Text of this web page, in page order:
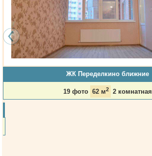
ЖК Переделкино ближние
19 фото 62 м2 2 комнатная